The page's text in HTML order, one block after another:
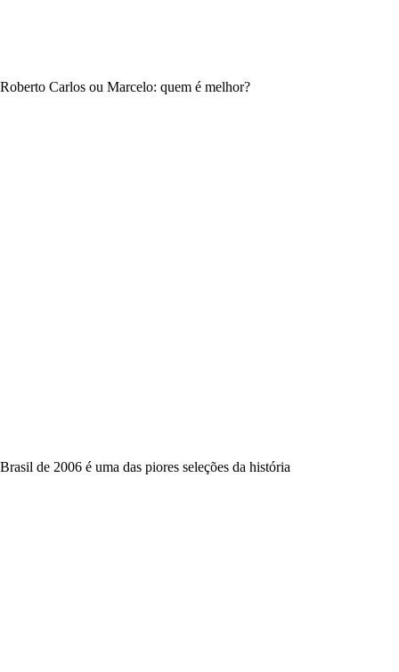
Roberto Carlos ou Marcelo: quem é melhor?
Brasil de 2006 é uma das piores seleções da história